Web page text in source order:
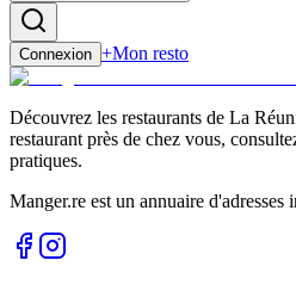
Connexion +Mon resto
Découvrez les restaurants de La
restaurant près de chez vous,
pratiques.
Manger.re est un annuaire d'adresses